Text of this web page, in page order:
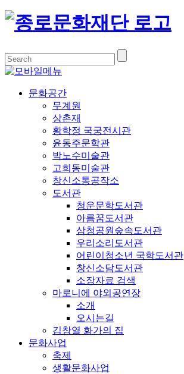
문화공간
무계원
상촌재
황학정 국궁전시관
윤동주문학관
박노수미술관
고희동미술관
창신소통공작소
도서관
청운문학도서관
아름꿈도서관
삼청공원숲속도서관
우리소리도서관
어린이청소년 국학도서관
창신소담도서관
소장자료 검색
마로니에 야외공연장
소개
오시는길
김창열 화가의 집
문화사업
축제
생활문화사업